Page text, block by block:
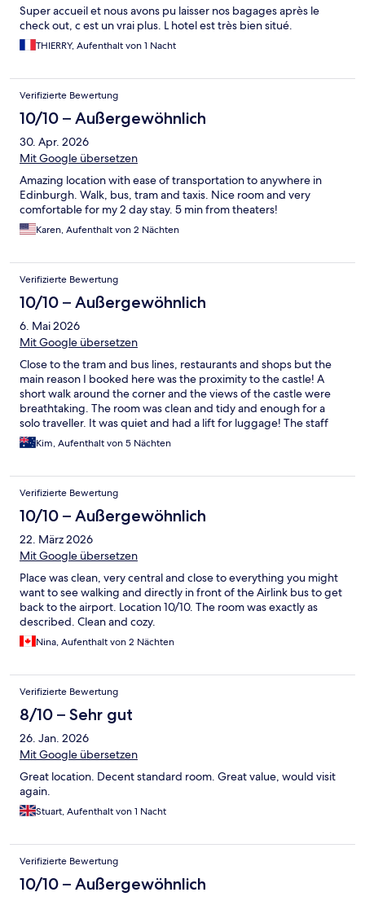
Super accueil et nous avons pu laisser nos bagages après le
check out, c est un vrai plus. L hotel est très bien situé.
THIERRY, Aufenthalt von 1 Nacht
Verifizierte Bewertung
10/10 – Außergewöhnlich
30. Apr. 2026
Mit Google übersetzen
Amazing location with ease of transportation to anywhere in
Edinburgh. Walk, bus, tram and taxis. Nice room and very
comfortable for my 2 day stay. 5 min from theaters!
Karen, Aufenthalt von 2 Nächten
Verifizierte Bewertung
10/10 – Außergewöhnlich
6. Mai 2026
Mit Google übersetzen
Close to the tram and bus lines, restaurants and shops but the
main reason I booked here was the proximity to the castle! A
short walk around the corner and the views of the castle were
breathtaking. The room was clean and tidy and enough for a
solo traveller. It was quiet and had a lift for luggage! The staff
were so friendly and helpful with deciding on which tour to pick.
(Timberbush!) highly recommend this hotel.
Kim, Aufenthalt von 5 Nächten
Verifizierte Bewertung
10/10 – Außergewöhnlich
22. März 2026
Mit Google übersetzen
Place was clean, very central and close to everything you might
want to see walking and directly in front of the Airlink bus to get
back to the airport. Location 10/10. The room was exactly as
described. Clean and cozy.
Nina, Aufenthalt von 2 Nächten
Verifizierte Bewertung
8/10 – Sehr gut
26. Jan. 2026
Mit Google übersetzen
Great location. Decent standard room. Great value, would visit
again.
Stuart, Aufenthalt von 1 Nacht
Verifizierte Bewertung
10/10 – Außergewöhnlich